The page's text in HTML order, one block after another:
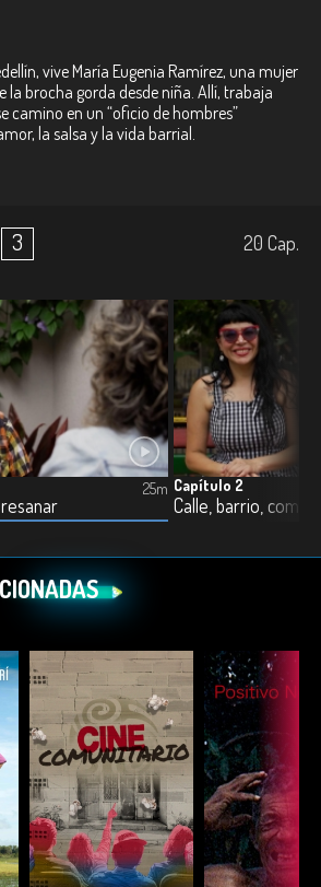
vive María Eugenia Ramírez, una mujer
la brocha gorda desde niña. Allí, trabaja
camino en un “oficio de hombres”
la salsa y la vida barrial.
3 20 Cap.
25m Capítulo 2
ESCUCHAR